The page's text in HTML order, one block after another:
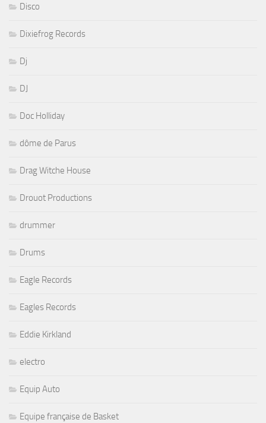
Disco
Dixiefrog Records
Dj
DJ
Doc Holliday
dôme de Parus
Drag Witche House
Drouot Productions
drummer
Drums
Eagle Records
Eagles Records
Eddie Kirkland
electro
Equip Auto
Equipe française de Basket